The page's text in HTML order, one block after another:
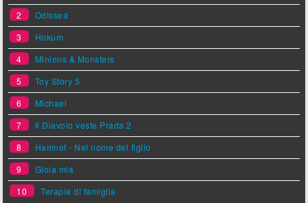
2
Odissea
3
Hokum
4
Minions & Monsters
5
Toy Story 5
6
Michael
7
Il Diavolo veste Prada 2
8
Hamnet - Nel nome del figlio
9
Gioia mia
10
Terapia di famiglia